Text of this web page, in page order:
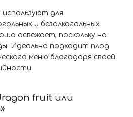
для
и безалкогольных
освежает, поскольку на
Идеально подходит плод
меню благодаря своей
fruit или